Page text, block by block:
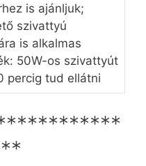
is ajánljuk;
szivattyú
is alkalmas
50W-os szivattyút
percig tud ellátni